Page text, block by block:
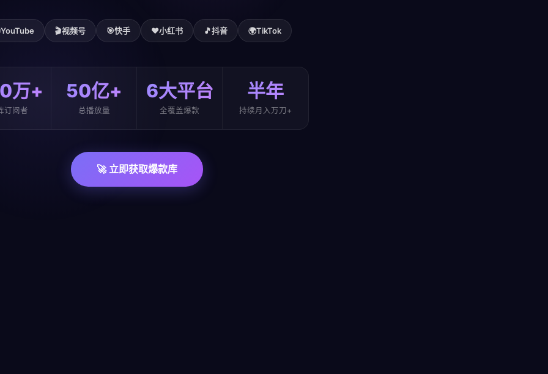
YouTube 🎬视频号 🎯快手 ❤️小红书 🎵抖音 🌍TikTok
万+
订阅者
50亿+
总播放量
6大平台
全覆盖爆款
半年
持续月入万刀+
🚀 立即获取爆款库